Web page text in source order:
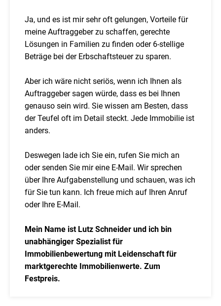
Ja, und es ist mir sehr oft gelungen, Vorteile für
meine Auftraggeber zu schaffen, gerechte
Lösungen in Familien zu finden oder 6-stellige
Beträge bei der Erbschaftsteuer zu sparen.
Aber ich wäre nicht seriös, wenn ich Ihnen als
Auftraggeber sagen würde, dass es bei Ihnen
genauso sein wird. Sie wissen am Besten, dass
der Teufel oft im Detail steckt. Jede Immobilie ist
anders.
Deswegen lade ich Sie ein, rufen Sie mich an
oder senden Sie mir eine E-Mail. Wir sprechen
über Ihre Aufgabenstellung und schauen, was ich
für Sie tun kann. Ich freue mich auf Ihren Anruf
oder Ihre E-Mail.
Mein Name ist Lutz Schneider und ich bin
unabhängiger Spezialist für
Immobilienbewertung mit Leidenschaft für
marktgerechte Immobilienwerte. Zum
Festpreis.